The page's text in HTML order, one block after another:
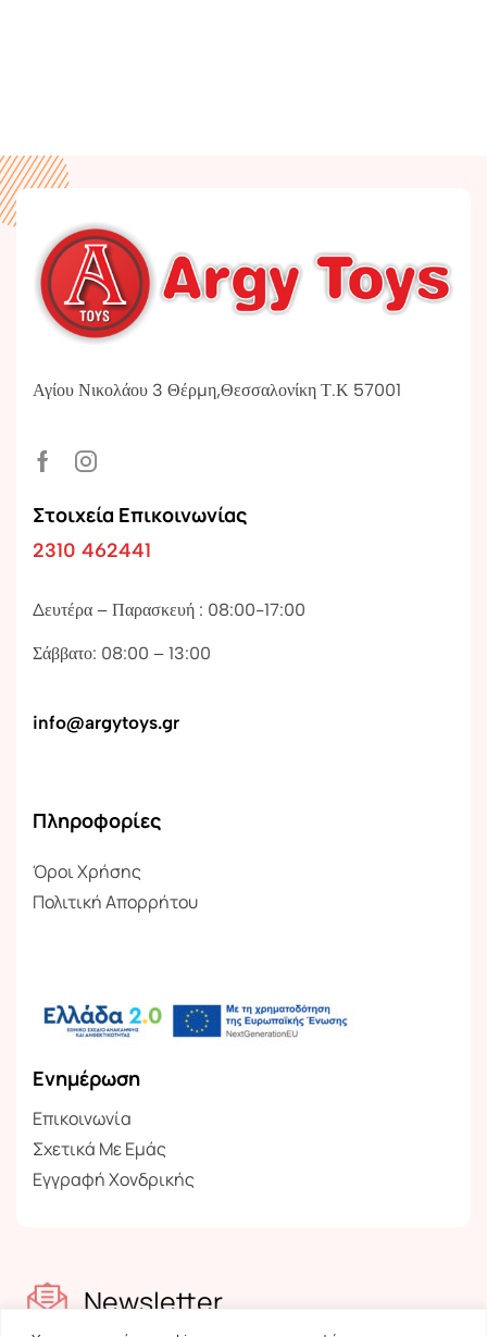
Αγίου Νικολάου 3 Θέρμη,Θεσσαλονίκη Τ.Κ 57001
Στοιχεία Επικοινωνίας
2310 462441
Δευτέρα – Παρασκευή : 08:00-17:00
Σάββατο: 08:00 – 13:00
info@argytoys.gr
Πληροφορίες
Όροι Χρήσης
Πολιτική Απορρήτου
Ενημέρωση
Επικοινωνία
Σχετικά Με Εμάς
Εγγραφή Χονδρικής
Newsletter